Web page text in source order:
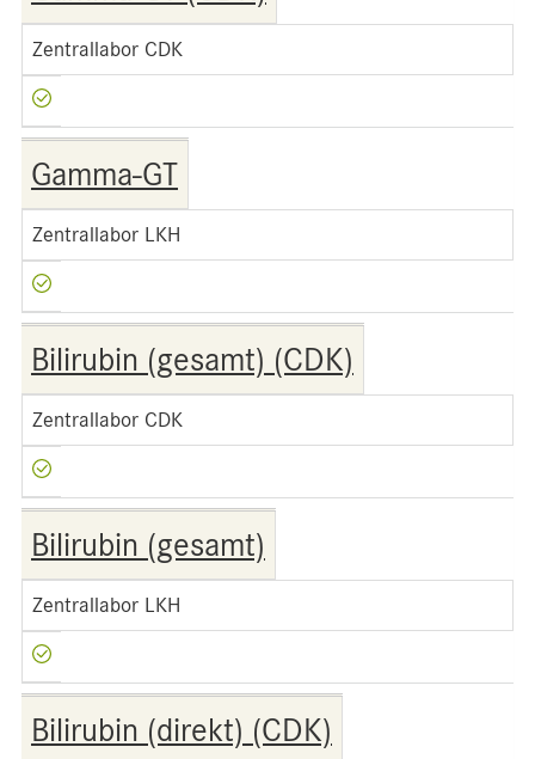
Zentrallabor CDK
Gamma-GT
Zentrallabor LKH
Bilirubin (gesamt) (CDK)
Zentrallabor CDK
Bilirubin (gesamt)
Zentrallabor LKH
Bilirubin (direkt) (CDK)